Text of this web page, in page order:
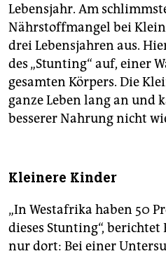
Lebensjahr. Am
Nährstoffmangel bei
drei Lebensjahren aus.
des „Stunting“ auf, einer
gesamten Körpers. Die
ganze Leben lang an und
besserer Nahrung nicht
Kleinere Kinder
„In Westafrika haben 50
dieses Stunting“,
nur dort: Bei einer